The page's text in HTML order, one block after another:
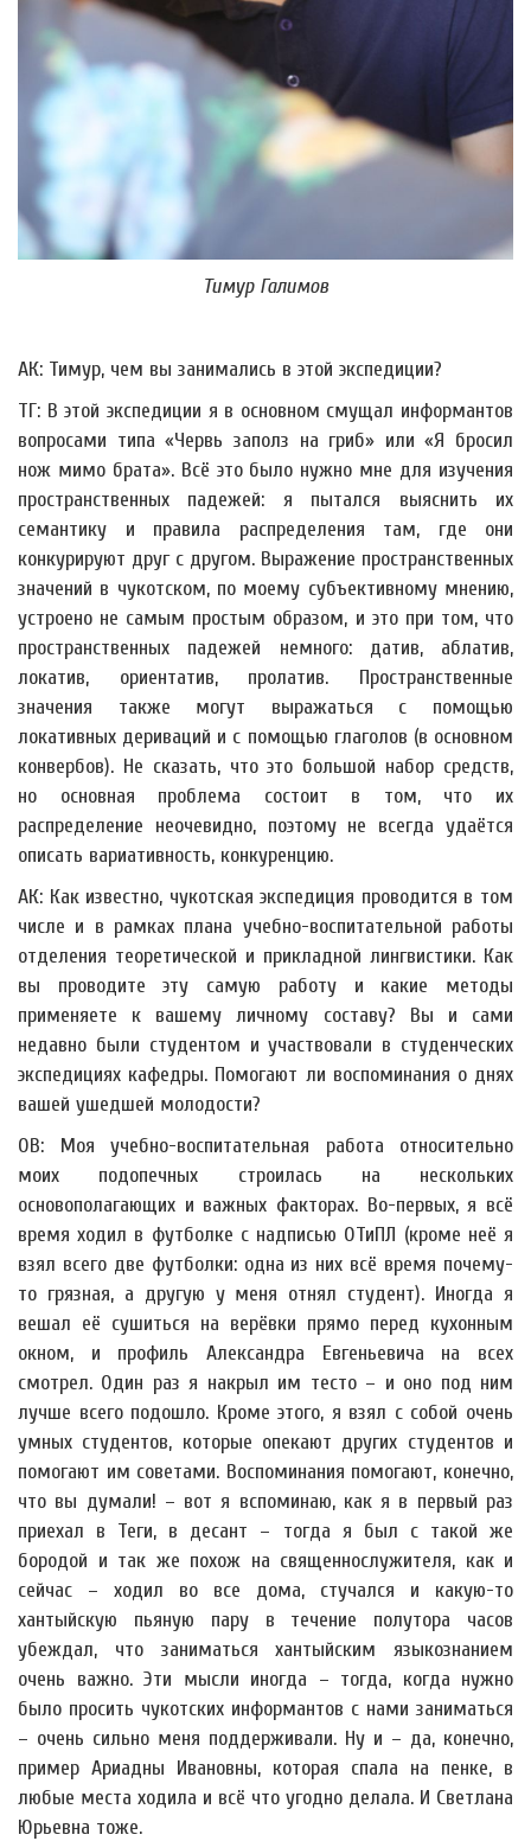
Тимур Галимов
АК: Тимур, чем вы занимались в этой экспедиции?
ТГ: В этой экспедиции я в основном смущал информантов
вопросами типа «Червь заполз на гриб» или «Я бросил
нож мимо брата». Всё это было нужно мне для изучения
пространственных падежей: я пытался выяснить их
семантику и правила распределения там, где они
конкурируют друг с другом. Выражение пространственных
значений в чукотском, по моему субъективному мнению,
устроено не самым простым образом, и это при том, что
пространственных падежей немного: датив, аблатив,
локатив, ориентатив, пролатив. Пространственные
значения также могут выражаться с помощью
локативных дериваций и с помощью глаголов (в основном
конвербов). Не сказать, что это большой набор средств,
но основная проблема состоит в том, что их
распределение неочевидно, поэтому не всегда удаётся
описать вариативность, конкуренцию.
АК: Как известно, чукотская экспедиция проводится в том
числе и в рамках плана учебно-воспитательной работы
отделения теоретической и прикладной лингвистики. Как
вы проводите эту самую работу и какие методы
применяете к вашему личному составу? Вы и сами
недавно были студентом и участвовали в студенческих
экспедициях кафедры. Помогают ли воспоминания о днях
вашей ушедшей молодости?
ОВ: Моя учебно-воспитательная работа относительно
моих подопечных строилась на нескольких
основополагающих и важных факторах. Во-первых, я всё
время ходил в футболке с надписью ОТиПЛ (кроме неё я
взял всего две футболки: одна из них всё время почему-
то грязная, а другую у меня отнял студент). Иногда я
вешал её сушиться на верёвки прямо перед кухонным
окном, и профиль Александра Евгеньевича на всех
смотрел. Один раз я накрыл им тесто – и оно под ним
лучше всего подошло. Кроме этого, я взял с собой очень
умных студентов, которые опекают других студентов и
помогают им советами. Воспоминания помогают, конечно,
что вы думали! – вот я вспоминаю, как я в первый раз
приехал в Теги, в десант – тогда я был с такой же
бородой и так же похож на священнослужителя, как и
сейчас – ходил во все дома, стучался и какую-то
хантыйскую пьяную пару в течение полутора часов
убеждал, что заниматься хантыйским языкознанием
очень важно. Эти мысли иногда – тогда, когда нужно
было просить чукотских информантов с нами заниматься
– очень сильно меня поддерживали. Ну и – да, конечно,
пример Ариадны Ивановны, которая спала на пенке, в
любые места ходила и всё что угодно делала. И Светлана
Юрьевна тоже.